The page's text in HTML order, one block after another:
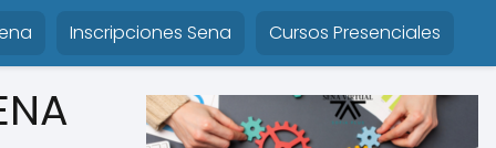
Inscripciones Sena Cursos Presenciales